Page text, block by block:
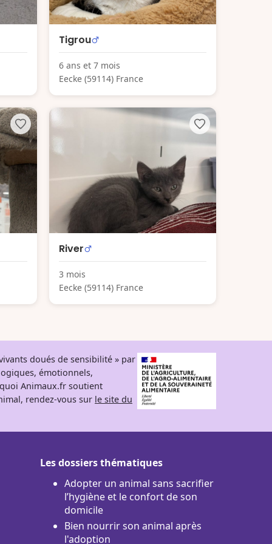
Tigrou
6 ans et 7 mois
Eecke (59114) France
River
3 mois
Eecke (59114) France
doués de sensibilité » par
émotionnels,
Animaux.fr soutient
rendez-vous sur le site du
Les dossiers thématiques
Adopter un animal sans sacrifier
l’hygiène et le confort de son
domicile
Bien nourrir son animal après
l'adoption